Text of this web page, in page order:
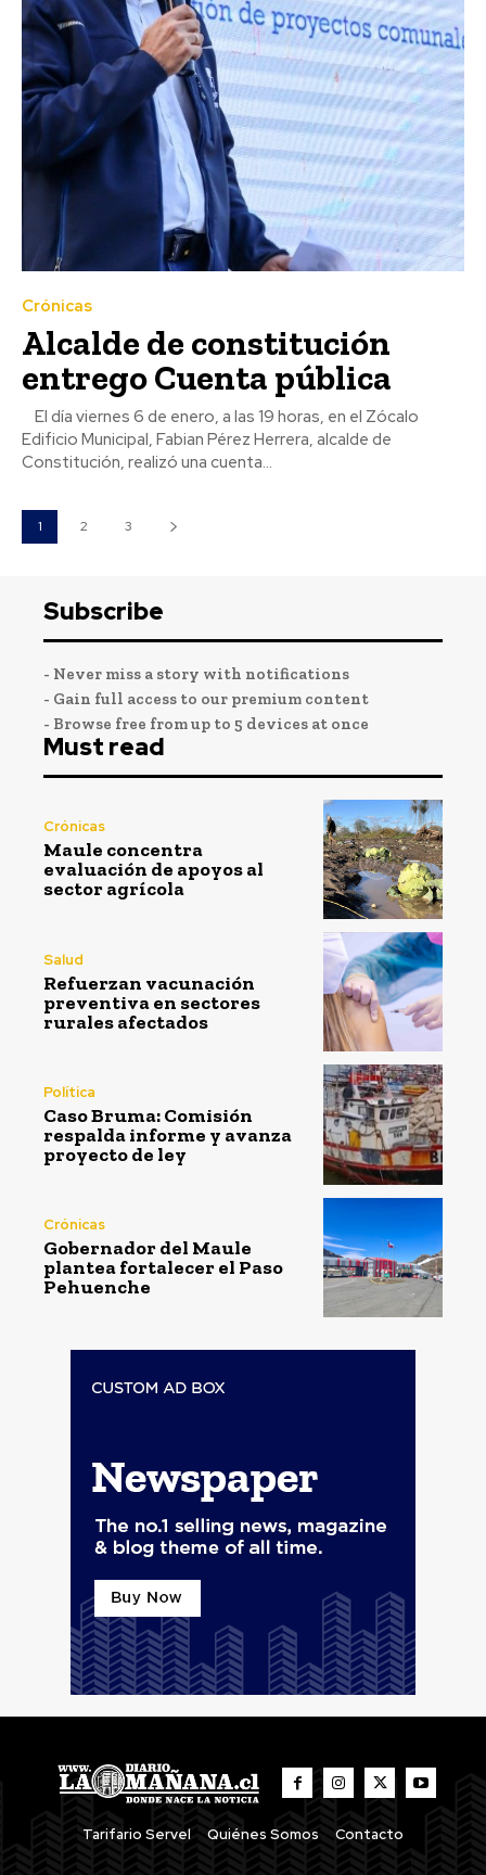
Crónicas
Alcalde de constitución
entrego Cuenta pública
Edificio Municipal, Fabian Pérez Herrera, alcalde de
Constitución, realizó una cuenta...
1 2 3
Subscribe
- Never miss a story with notifications
- Gain full access to our premium content
- Browse free from up to 5 devices at once
Must read
Crónicas
Maule concentra
evaluación de apoyos al
sector agrícola
Salud
Refuerzan vacunación
preventiva en sectores
rurales afectados
Política
Caso Bruma: Comisión
respalda informe y avanza
proyecto de ley
Crónicas
Gobernador del Maule
plantea fortalecer el Paso
Pehuenche
Tarifario Servel Quiénes Somos Contacto